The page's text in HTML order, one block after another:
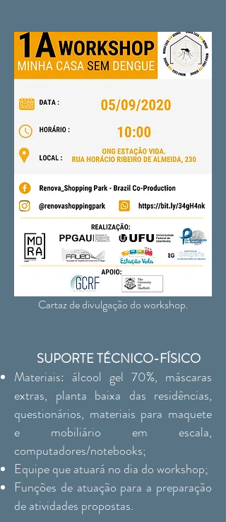
Cartaz de divulgação do workshop.
SUPORTE TÉCNICO-FÍSICO
Materiais: álcool gel 70%, máscaras
extras, planta baixa das residências,
questionários, materiais para maquete
e mobiliário em escala,
computadores/notebooks;
Equipe que atuará no dia do workshop;
Funções de atuação para a preparação
de atividades propostas.